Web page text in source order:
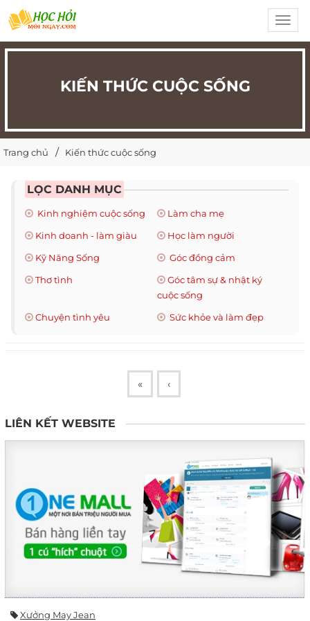
KIẾN THỨC CUỘC SỐNG
Trang chủ Kiến thức cuộc sống
LỌC DANH MỤC
Kinh nghiệm cuộc sống
Làm cha mẹ
Kinh doanh - làm giàu
Học làm người
Kỹ Năng Sống
Góc đồng cảm
Thơ tình
Góc tâm sự & nhật ký
cuộc sống
Chuyện tình yêu
Sức khỏe và làm đẹp
« ‹
LIÊN KẾT WEBSITE
Xưởng May Jean